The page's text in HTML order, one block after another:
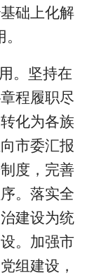
础上化解
。坚持在
程履职尽
化为各族
市委汇报
度，完善
。落实全
建设为统
。加强市
组建设，